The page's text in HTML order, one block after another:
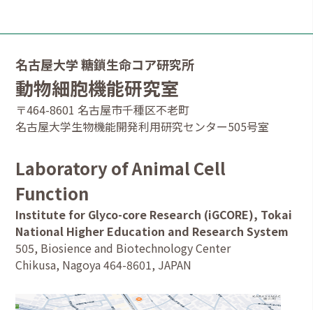
名古屋大学 糖鎖生命コア研究所
動物細胞機能研究室
〒464-8601 名古屋市千種区不老町
名古屋大学生物機能開発利用研究センター505号室
Laboratory of Animal Cell
Function
Institute for Glyco-core Research (iGCORE), Tokai
National Higher Education and Research System
505, Biosience and Biotechnology Center
Chikusa, Nagoya 464-8601, JAPAN